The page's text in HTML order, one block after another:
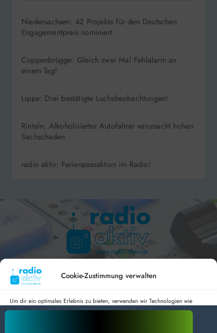
Cookie-Zustimmung verwalten
Um dir ein optimales Erlebnis zu bieten, verwenden wir Technologien wie
Cookies, um Geräteinformationen zu speichern und/oder darauf zuzugreifen.
Niedersachsen: 42 Projekte für den Deutschen
Engagementpreis nominiert
Coppenbrügge: Gleich zwei Mal Fehlalarm an
einem Tag!
Lippe: Drei bestätigte Luchsbeobachtungen!
Rinteln: Alkoholisierter Autofahrer verursacht hohen
Sachschaden
radio aktiv: Ferienpassaktion im Radio!
Hameln 99.3 – Bad Pyrmont 94.8 – Bad Münder 107.2 –
DAB+ 9C